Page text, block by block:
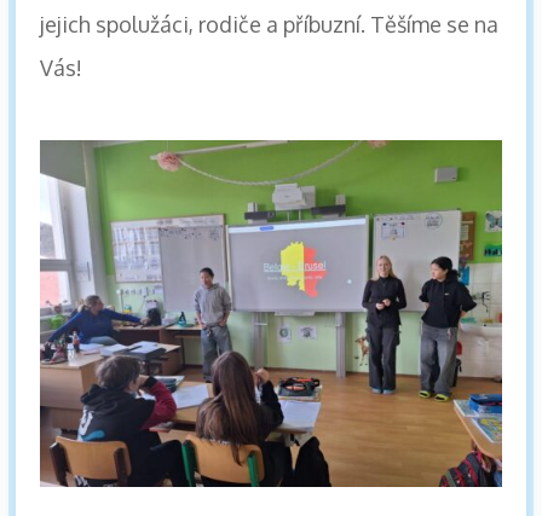
jejich spolužáci, rodiče a příbuzní. Těšíme se na
Vás!